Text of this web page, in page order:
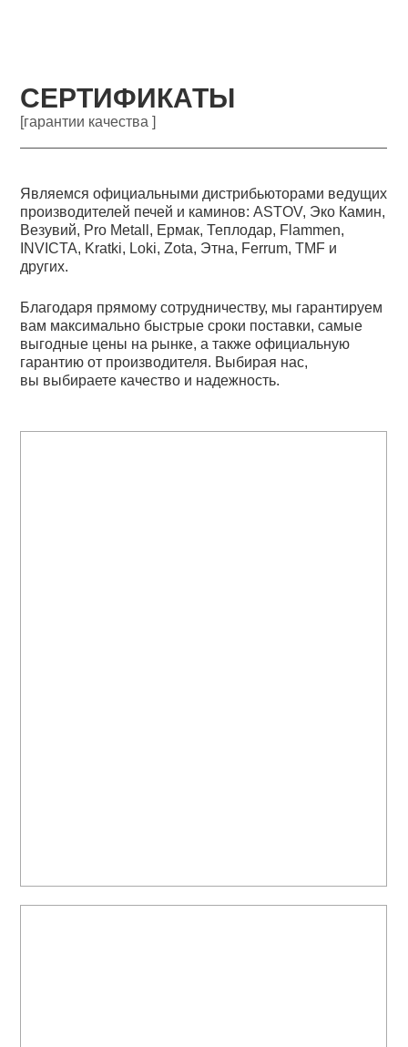
СЕРТИФИКАТЫ
[гарантии качества ]
Являемся официальными дистрибьюторами ведущих
производителей печей и каминов: ASTOV, Эко Камин,
Везувий, Pro Metall, Ермак, Теплодар, Flammen,
INVICTA, Kratki, Loki, Zota, Этна, Ferrum, TMF и
других.
Благодаря прямому сотрудничеству, мы гарантируем
вам максимально быстрые сроки поставки, самые
выгодные цены на рынке, а также официальную
гарантию от производителя. Выбирая нас,
вы выбираете качество и надежность.